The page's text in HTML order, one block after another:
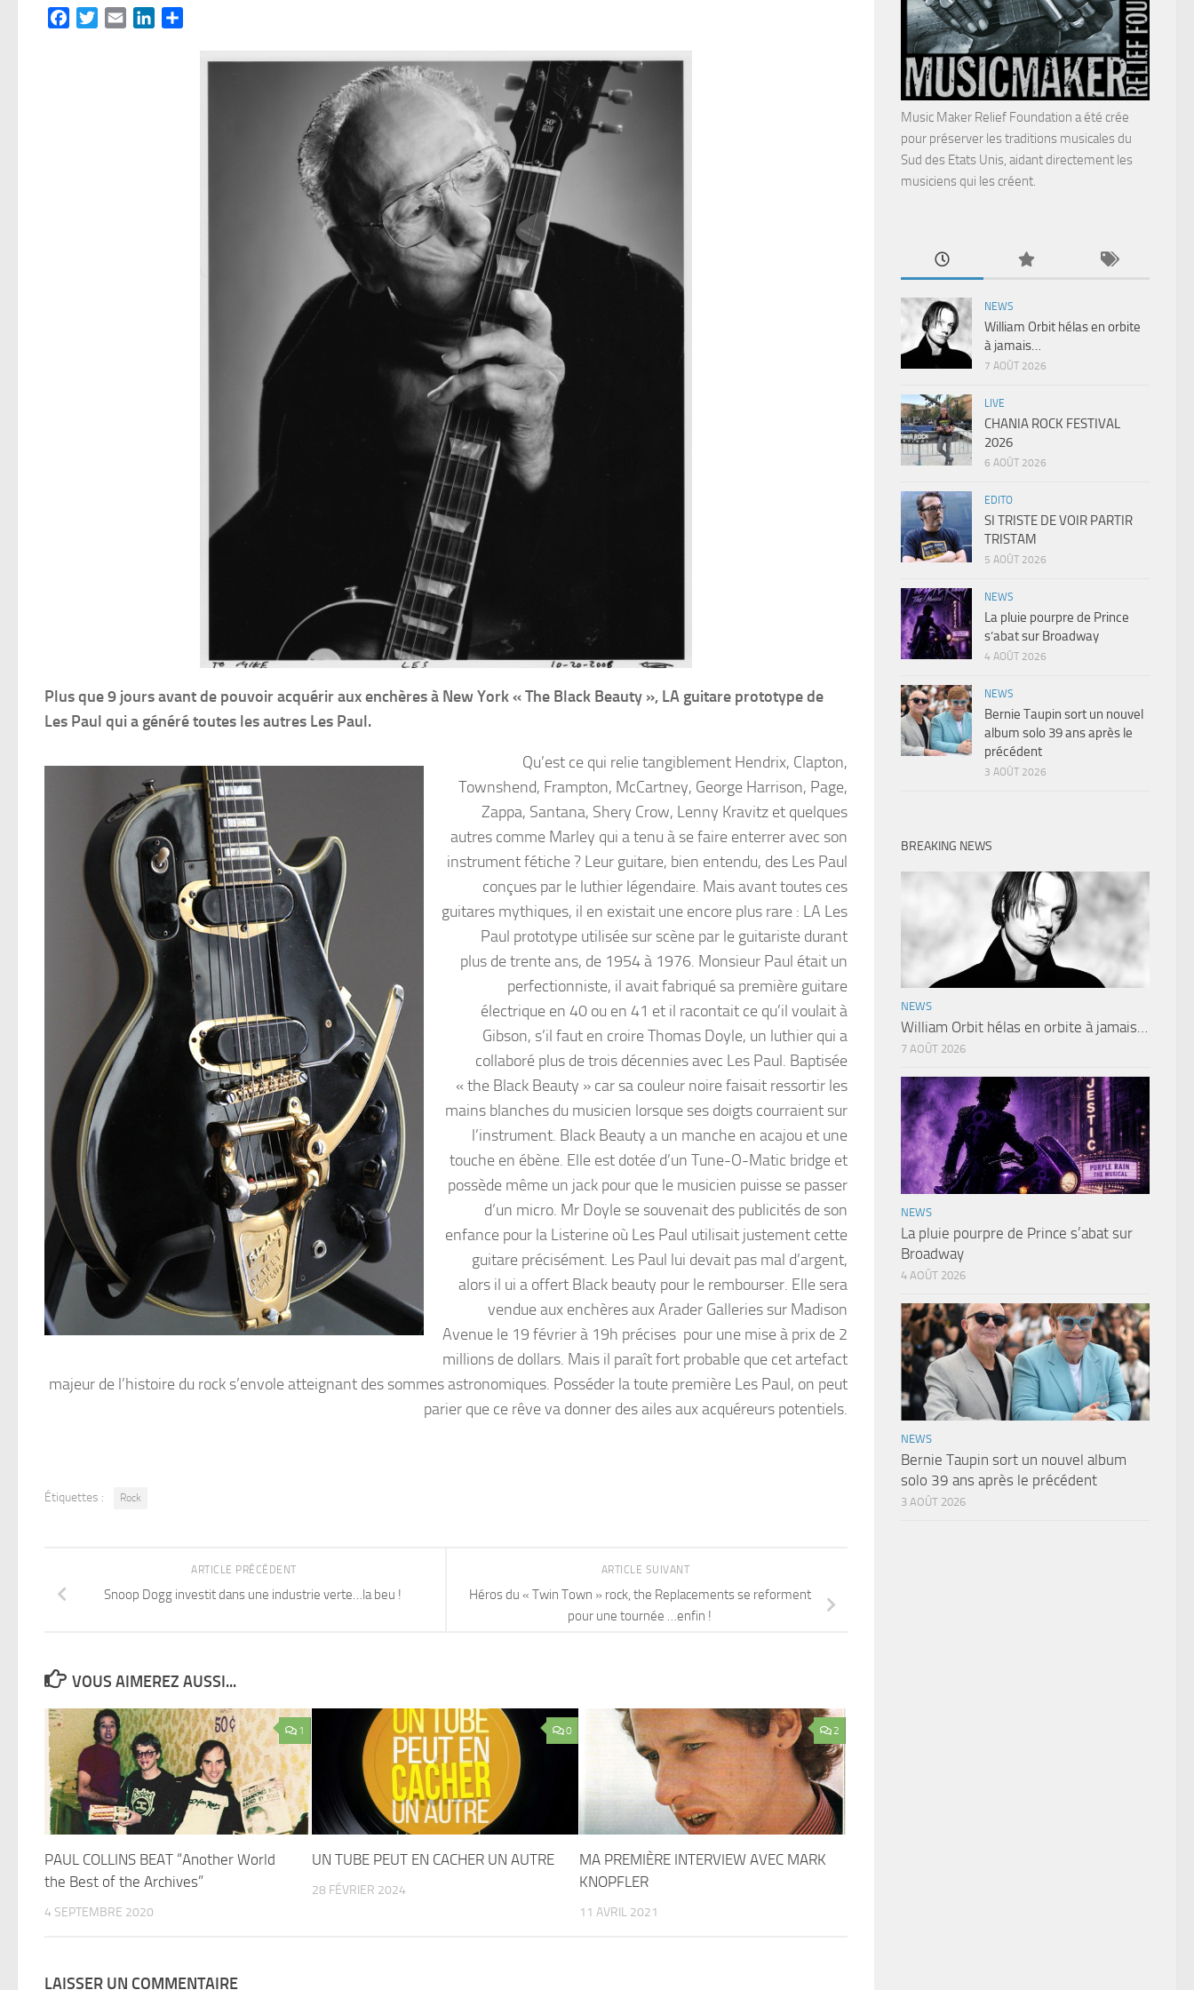
FacebookTwitterEmail LinkedIn
Plus que 9 jours avant de pouvoir acquérir aux enchères à New York « The Black Beauty », LA guitare prototype de
Les Paul qui a généré toutes les autres Les Paul.
Qu’est ce qui relie tangiblement Hendrix, Clapton,
Townshend, Frampton, McCartney, George Harrison, Page,
Zappa, Santana, Shery Crow, Lenny Kravitz et quelques
autres comme Marley qui a tenu à se faire enterrer avec son
instrument fétiche ? Leur guitare, bien entendu, des Les Paul
conçues par le luthier légendaire. Mais avant toutes ces
guitares mythiques, il en existait une encore plus rare : LA Les
Paul prototype utilisée sur scène par le guitariste durant
plus de trente ans, de 1954 à 1976. Monsieur Paul était un
perfectionniste, il avait fabriqué sa première guitare
électrique en 40 ou en 41 et il racontait ce qu’il voulait à
Gibson, s’il faut en croire Thomas Doyle, un luthier qui a
collaboré plus de trois décennies avec Les Paul. Baptisée
« the Black Beauty » car sa couleur noire faisait ressortir les
mains blanches du musicien lorsque ses doigts courraient sur
l’instrument. Black Beauty a un manche en acajou et une
touche en ébène. Elle est dotée d’un Tune-O-Matic bridge et
possède même un jack pour que le musicien puisse se passer
d’un micro. Mr Doyle se souvenait des publicités de son
enfance pour la Listerine où Les Paul utilisait justement cette
guitare précisément. Les Paul lui devait pas mal d’argent,
alors il ui a offert Black beauty pour le rembourser. Elle sera
vendue aux enchères aux Arader Galleries sur Madison
Avenue le 19 février à 19h précises pour une mise à prix de 2
millions de dollars. Mais il paraît fort probable que cet artefact
majeur de l’histoire du rock s’envole atteignant des sommes astronomiques. Posséder la toute première Les Paul, on peut
parier que ce rêve va donner des ailes aux acquéreurs potentiels.
Étiquettes : Rock
ARTICLE SUIVANT
Héros du « Twin Town » rock, the Replacements se reforment
pour une tournée …enfin !
ARTICLE PRÉCÉDENT
Snoop Dogg investit dans une industrie verte…la beu !
VOUS AIMEREZ AUSSI...
1
PAUL COLLINS BEAT “Another World
the Best of the Archives”
4 SEPTEMBRE 2020
0
UN TUBE PEUT EN CACHER UN AUTRE
28 FÉVRIER 2024
2
MA PREMIÈRE INTERVIEW AVEC MARK
KNOPFLER
11 AVRIL 2021
LAISSER UN COMMENTAIRE
Music Maker Relief Foundation a été crée
pour préserver les traditions musicales du
Sud des Etats Unis, aidant directement les
musiciens qui les créent.
NEWS
William Orbit hélas en orbite
à jamais…
7 AOÛT 2026
LIVE
CHANIA ROCK FESTIVAL
2026
6 AOÛT 2026
EDITO
SI TRISTE DE VOIR PARTIR
TRISTAM
5 AOÛT 2026
NEWS
La pluie pourpre de Prince
s’abat sur Broadway
4 AOÛT 2026
NEWS
Bernie Taupin sort un nouvel
album solo 39 ans après le
précédent
3 AOÛT 2026
BREAKING NEWS
NEWS
William Orbit hélas en orbite à jamais…
7 AOÛT 2026
NEWS
La pluie pourpre de Prince s’abat sur
Broadway
4 AOÛT 2026
NEWS
Bernie Taupin sort un nouvel album
solo 39 ans après le précédent
3 AOÛT 2026